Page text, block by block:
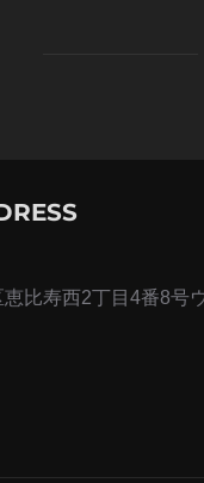
比寿西2丁目4番8号